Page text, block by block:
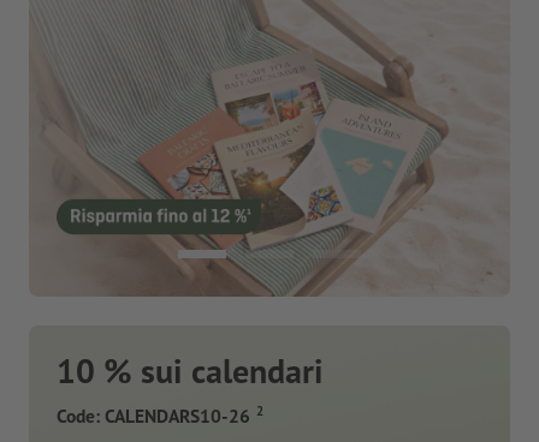
10 % sui calendari
Code: CALENDARS10-26 2